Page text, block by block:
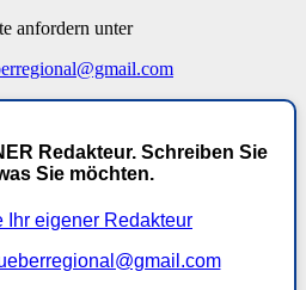
anfordern unter
Redakteur. Schreiben Sie
Sie möchten.